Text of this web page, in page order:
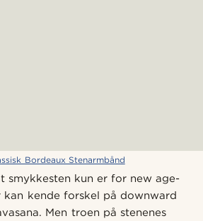
Bordeaux Stenarmbånd
smykkesten kun er for new age-
kende forskel på downward
Men troen på stenenes